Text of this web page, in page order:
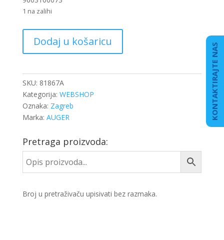
1 na zalihi
KABINE
DB
PREDNJI
KPL.
LIJEVI
količina
Dodaj u košaricu
SKU: 81867A
Kategorija: WEBSHOP
Oznaka: Zagreb
Marka: AUGER
Pretraga proizvoda:
Broj u pretraživaču upisivati bez razmaka.
KONTAKTIRAJTE NAS